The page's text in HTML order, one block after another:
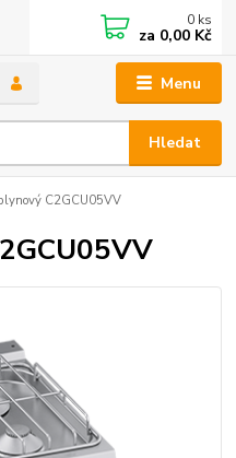
Menu
Hledat
0 ks
za 0,00 Kč
C2GCU05VV